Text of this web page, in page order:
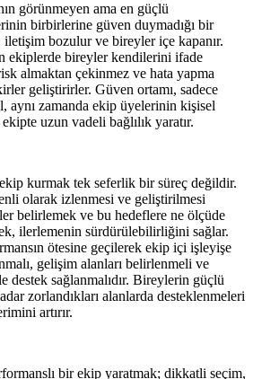
görünmeyen ama en güçlü
birbirlerine güven duymadığı bir
bozulur ve bireyler içe kapanır.
ekiplerde bireyler kendilerini ifade
almaktan çekinmez ve hata yapma
geliştirirler. Güven ortamı, sadece
aynı zamanda ekip üyelerinin kişisel
uzun vadeli bağlılık yaratır.
kurmak tek seferlik bir süreç değildir.
olarak izlenmesi ve geliştirilmesi
belirlemek ve bu hedeflere ne ölçüde
ilerlemenin sürdürülebilirliğini sağlar.
ötesine geçilerek ekip içi işleyişe
gelişim alanları belirlenmeli ve
destek sağlanmalıdır. Bireylerin güçlü
zorlandıkları alanlarda desteklenmeleri
artırır.
bir ekip yaratmak; dikkatli seçim,